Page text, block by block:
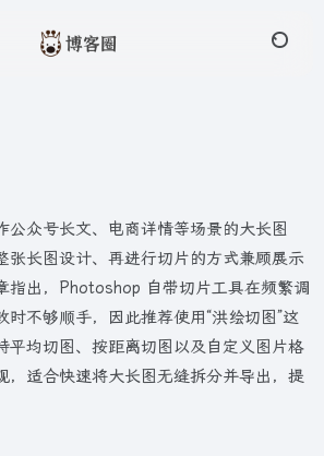
公众号长文、电商详情等场景的大长图
张长图设计、再进行切片的方式兼顾展示
指出，Photoshop 自带切片工具在频繁调
时不够顺手，因此推荐使用“洪绘切图”这
平均切图、按距离切图以及自定义图片格
，适合快速将大长图无缝拆分并导出，提